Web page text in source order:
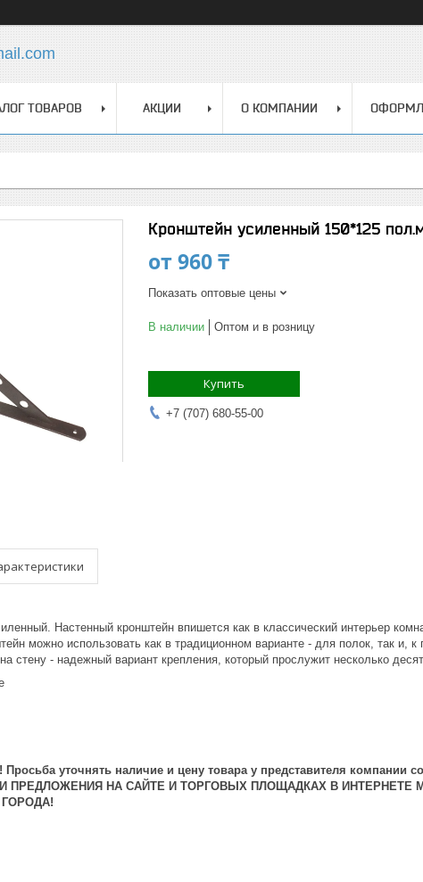
ТОВАРОВ АКЦИИ О КОМПАНИИ
Кронштейн усиленный 150*125
от960 ₸
Показать оптовые цены
В наличии Оптом и в розницу
Купить
+7 (707) 680-55-00
Настенный кронштейн впишется как в классический интерьер
можно использовать как в традиционном варианте - для полок, так и,
стену - надежный вариант крепления, который прослужит несколько
уточнять наличие и цену товара у представителя компании
ПРЕДЛОЖЕНИЯ НА САЙТЕ И ТОРГОВЫХ ПЛОЩАДКАХ В ИНТЕРНЕТЕ